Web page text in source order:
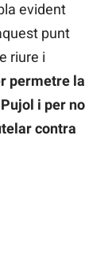
evident
punt
riure i
permetre la
i per no
contra